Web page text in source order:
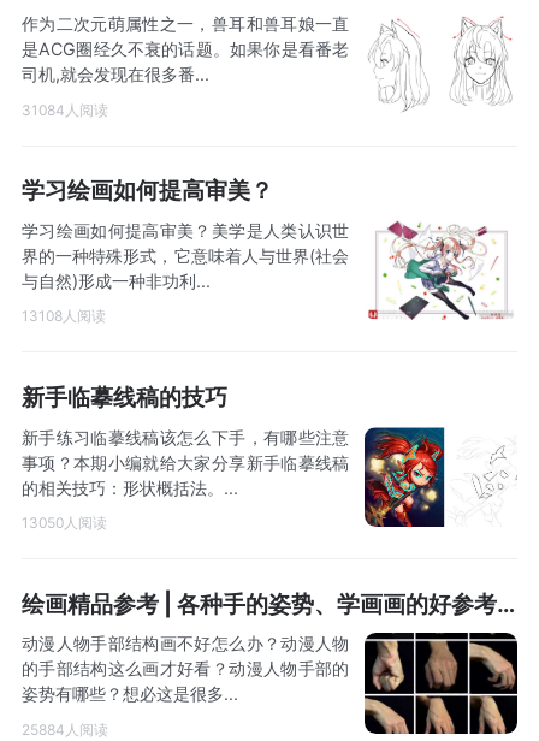
作为二次元萌属性之一，兽耳和兽耳娘一直
是ACG圈经久不衰的话题。如果你是看番老
司机,就会发现在很多番...
31084人阅读
学习绘画如何提高审美？
学习绘画如何提高审美？美学是人类认识世
界的一种特殊形式，它意味着人与世界(社会
与自然)形成一种非功利...
13108人阅读
新手临摹线稿的技巧
新手练习临摹线稿该怎么下手，有哪些注意
事项？本期小编就给大家分享新手临摹线稿
的相关技巧：形状概括法。...
13050人阅读
绘画精品参考 | 各种手的姿势、学画画的好参考，推荐给大家。 (BY hong14cafe)
动漫人物手部结构画不好怎么办？动漫人物
的手部结构这么画才好看？动漫人物手部的
姿势有哪些？想必这是很多...
25884人阅读